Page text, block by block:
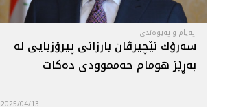
پەیام و پەیوەندی
سه‌رۆك نێچيرڤان بارزانى پيرۆزبايى له‌
به‌ڕێز هومام حه‌مموودى ده‌كات
2025/04/13